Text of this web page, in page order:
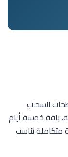
السحاب
باقة خمسة أيام
متكاملة تناسب